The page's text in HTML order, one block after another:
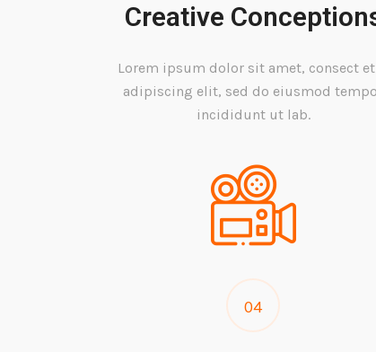
Creative
Lorem ipsum dolor sit amet, consect
adipiscing elit, sed do eiusmod
incididunt ut lab.
04